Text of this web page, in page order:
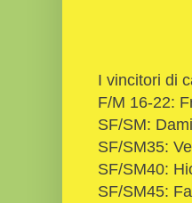
I vincitori di
F/M 16-22:
SF/SM:
SF/SM35:
SF/SM40:
SF/SM45: